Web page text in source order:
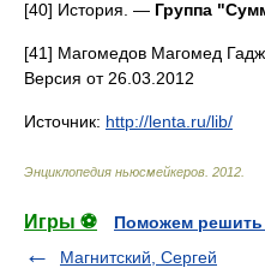
[40] История. — Группа
[41] Магомедов Магомед
Версия от 26.03.2012
Источник: http://lenta.ru/lib/
Энциклопедия ньюсмейкеров 2012
Игры ⚽
Поможем решить
Магнитский, Сергей